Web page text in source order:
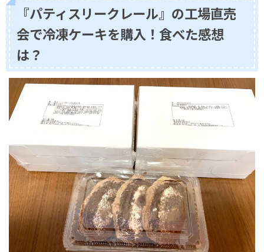
『パティスリークレール』の工場直売
会で冷凍ケーキを購入！食べた感想
は？